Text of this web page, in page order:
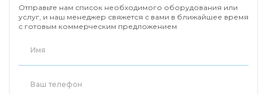
Отправьте нам список необходимого оборудования или
услуг, и наш менеджер свяжется с вами в ближайшее время
с готовым коммерческим предложением